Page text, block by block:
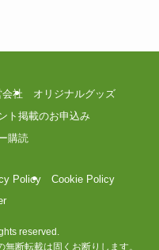
社
オリジナルグッズ
ト掲載のお申込み
購読
Policy
Cookie Policy
reserved.
断転載は固くお断りします。